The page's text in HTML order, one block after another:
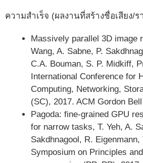
ความสำเร็จ (ผลงานที่สร้างชื่อเสียง/ร
Massively parallel 3D image
Wang, A. Sabne, P.
C.A. Bouman, S. P. Midkiff,
International Conference for
Computing, Networking,
(SC), 2017. ACM Gordon
Pagoda: fine-grained GPU
for narrow tasks, T. Yeh, A.
Sakdhnagool, R. Eigenmann,
Symposium on Principles